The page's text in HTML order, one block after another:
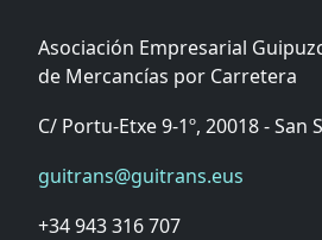
Asociación Empresarial
de Mercancías por Carretera
C/ Portu-Etxe 9-1º, 20018 - San
guitrans@guitrans.eus
+34 943 316 707